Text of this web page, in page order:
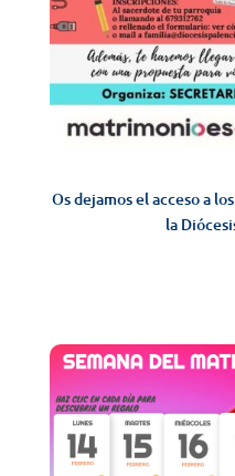
Os dejamos el acceso a los
la